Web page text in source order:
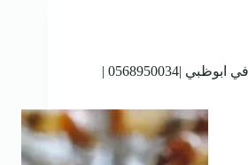
شركة مكافحة الرمة في ابوظبي |0568950034 |